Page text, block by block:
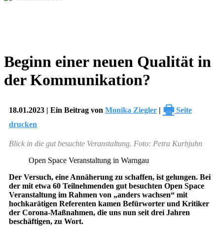
Beginn einer neuen Qualität in
der Kommunikation?
18.01.2023 | Ein Beitrag von Monika Ziegler | 🖶 Seite
drucken
Blick in die gut besuchte Veranstaltung. Foto: Petra Kurbjuhn
Open Space Veranstaltung in Warngau
Der Versuch, eine Annäherung zu schaffen, ist gelungen. Bei
der mit etwa 60 Teilnehmenden gut besuchten Open Space
Veranstaltung im Rahmen von „anders wachsen“ mit
hochkarätigen Referenten kamen Befürworter und Kritiker
der Corona-Maßnahmen, die uns nun seit drei Jahren
beschäftigen, zu Wort.